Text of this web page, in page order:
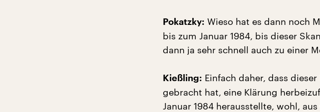
Pokatzky: Wieso hat es dann noch
bis zum Januar 1984, bis dieser
dann ja sehr schnell auch zu einer
Kießling: Einfach daher, dass
gebracht hat, eine Klärung
Januar 1984 herausstellte, wohl,